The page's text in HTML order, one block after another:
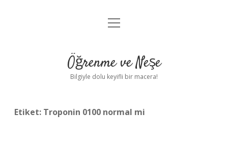
Anasayfa
Yasal Uyarı
menüyü
Öğrenme ve Neşe
Bilgiyle dolu keyifli bir macera!
Etiket: Troponin 0100 normal mi